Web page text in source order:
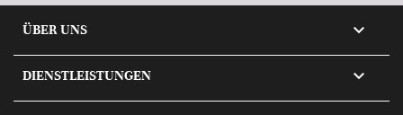
ÜBER UNS 
DIENSTLEISTUNGEN 